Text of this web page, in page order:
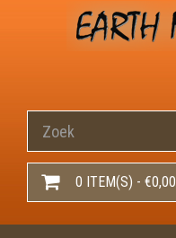
0 ITEM(S) - €0,00